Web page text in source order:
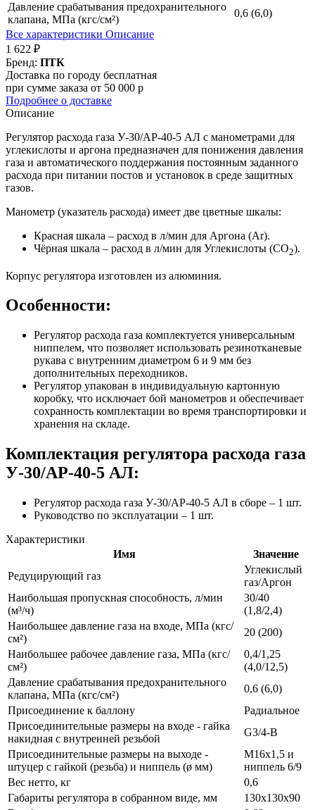
Давление срабатывания предохранительного
клапана, МПа (кгс/см²)
0,6 (6,0)
Все характеристики Описание
1 622 ₽
Бренд: ПТК
Доставка по городу бесплатная
при сумме заказа от 50 000 р
Подробнее о доставке
Описание
Регулятор расхода газа У-30/АР-40-5 АЛ с манометрами для
углекислоты и аргона предназначен для понижения давления
газа и автоматического поддержания постоянным заданного
расхода при питании постов и установок в среде защитных
газов.
Манометр (указатель расхода) имеет две цветные шкалы:
Красная шкала – расход в л/мин для Аргона (Ar).
Чёрная шкала – расход в л/мин для Углекислоты (CO2).
Корпус регулятора изготовлен из алюминия.
Особенности:
Регулятор расхода газа комплектуется универсальным
ниппелем, что позволяет использовать резинотканевые
рукава с внутренним диаметром 6 и 9 мм без
дополнительных переходников.
Регулятор упакован в индивидуальную картонную
коробку, что исключает бой манометров и обеспечивает
сохранность комплектации во время транспортировки и
хранения на складе.
Комплектация регулятора расхода газа
У-30/АР-40-5 АЛ:
Регулятор расхода газа У-30/АР-40-5 АЛ в сборе – 1 шт.
Руководство по эксплуатации – 1 шт.
Характеристики
Имя
Значение
Редуцирующий газ
Углекислый
газ/Аргон
Наибольшая пропускная способность, л/мин
(м³/ч)
30/40
(1,8/2,4)
Наибольшее давление газа на входе, МПа (кгс/
см²)
20 (200)
Наибольшее рабочее давление газа, МПа (кгс/
см²)
0,4/1,25
(4,0/12,5)
Давление срабатывания предохранительного
клапана, МПа (кгс/см²)
0,6 (6,0)
Присоединение к баллону
Радиальное
Присоединительные размеры на входе - гайка
накидная с внутренней резьбой
G3/4-B
Присоединительные размеры на выходе -
штуцер с гайкой (резьба) и ниппель (ø мм)
M16х1,5 и
ниппель 6/9
Вес нетто, кг
0,6
Габариты регулятора в собранном виде, мм
130х130х90